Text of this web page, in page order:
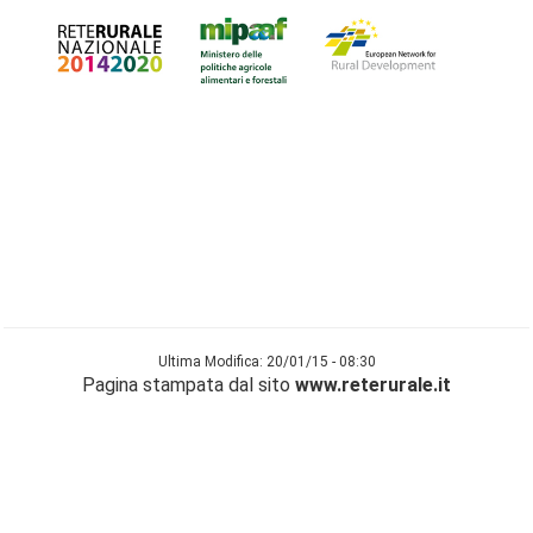
Ultima Modifica: 20/01/15 - 08:30
Pagina stampata dal sito www.reterurale.it